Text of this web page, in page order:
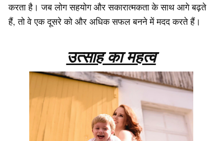
करता है। जब लोग सहयोग और सकारात्मकता के साथ आगे बढ़ते
हैं, तो वे एक दूसरे को और अधिक सफल बनने में मदद करते हैं।
उत्साह का महत्व